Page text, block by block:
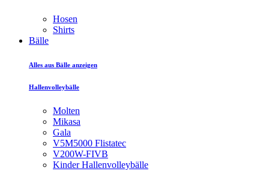
Hosen
Shirts
Bälle
Alles aus Bälle anzeigen
Hallenvolleybälle
Molten
Mikasa
Gala
V5M5000 Flistatec
V200W-FIVB
Kinder Hallenvolleybälle